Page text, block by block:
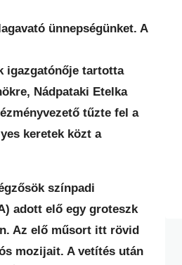
ünnepségünket. A
igazgatónője tartotta
Nádpataki Etelka
tűzte fel a
keretek közt a
színpadi
adott elő egy groteszk
Az elő műsort itt rövid
mozijait. A vetítés után